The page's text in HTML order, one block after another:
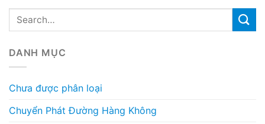
DANH MỤC
Chưa được phân loại
Chuyển Phát Đường Hàng Không